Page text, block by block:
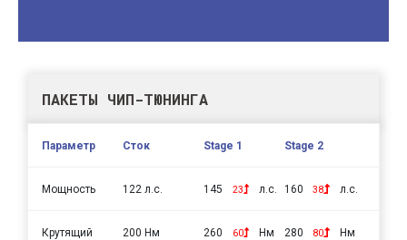
ПАКЕТЫ ЧИП-ТЮНИНГА
Параметр Сток Stage 1 Stage 2
Мощность 122 л.с. 145 23 л.с. 160 38 л.с.
Крутящий
200 Нм 260 60 Нм 280 80 Нм